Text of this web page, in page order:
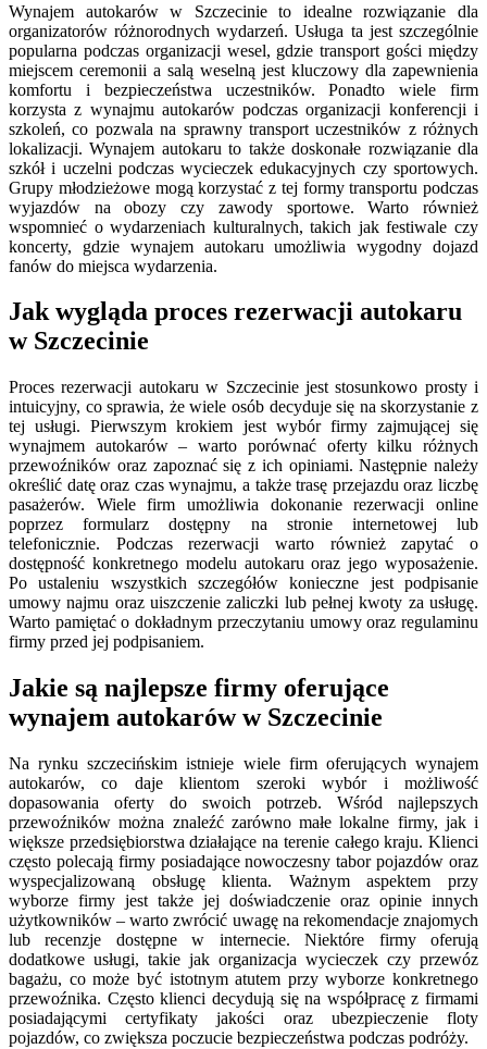
Wynajem autokarów w Szczecinie to idealne rozwiązanie dla
organizatorów różnorodnych wydarzeń. Usługa ta jest szczególnie
popularna podczas organizacji wesel, gdzie transport gości między
miejscem ceremonii a salą weselną jest kluczowy dla zapewnienia
komfortu i bezpieczeństwa uczestników. Ponadto wiele firm
korzysta z wynajmu autokarów podczas organizacji konferencji i
szkoleń, co pozwala na sprawny transport uczestników z różnych
lokalizacji. Wynajem autokaru to także doskonałe rozwiązanie dla
szkół i uczelni podczas wycieczek edukacyjnych czy sportowych.
Grupy młodzieżowe mogą korzystać z tej formy transportu podczas
wyjazdów na obozy czy zawody sportowe. Warto również
wspomnieć o wydarzeniach kulturalnych, takich jak festiwale czy
koncerty, gdzie wynajem autokaru umożliwia wygodny dojazd
fanów do miejsca wydarzenia.
Jak wygląda proces rezerwacji autokaru
w Szczecinie
Proces rezerwacji autokaru w Szczecinie jest stosunkowo prosty i
intuicyjny, co sprawia, że wiele osób decyduje się na skorzystanie z
tej usługi. Pierwszym krokiem jest wybór firmy zajmującej się
wynajmem autokarów – warto porównać oferty kilku różnych
przewoźników oraz zapoznać się z ich opiniami. Następnie należy
określić datę oraz czas wynajmu, a także trasę przejazdu oraz liczbę
pasażerów. Wiele firm umożliwia dokonanie rezerwacji online
poprzez formularz dostępny na stronie internetowej lub
telefonicznie. Podczas rezerwacji warto również zapytać o
dostępność konkretnego modelu autokaru oraz jego wyposażenie.
Po ustaleniu wszystkich szczegółów konieczne jest podpisanie
umowy najmu oraz uiszczenie zaliczki lub pełnej kwoty za usługę.
Warto pamiętać o dokładnym przeczytaniu umowy oraz regulaminu
firmy przed jej podpisaniem.
Jakie są najlepsze firmy oferujące
wynajem autokarów w Szczecinie
Na rynku szczecińskim istnieje wiele firm oferujących wynajem
autokarów, co daje klientom szeroki wybór i możliwość
dopasowania oferty do swoich potrzeb. Wśród najlepszych
przewoźników można znaleźć zarówno małe lokalne firmy, jak i
większe przedsiębiorstwa działające na terenie całego kraju. Klienci
często polecają firmy posiadające nowoczesny tabor pojazdów oraz
wyspecjalizowaną obsługę klienta. Ważnym aspektem przy
wyborze firmy jest także jej doświadczenie oraz opinie innych
użytkowników – warto zwrócić uwagę na rekomendacje znajomych
lub recenzje dostępne w internecie. Niektóre firmy oferują
dodatkowe usługi, takie jak organizacja wycieczek czy przewóz
bagażu, co może być istotnym atutem przy wyborze konkretnego
przewoźnika. Często klienci decydują się na współpracę z firmami
posiadającymi certyfikaty jakości oraz ubezpieczenie floty
pojazdów, co zwiększa poczucie bezpieczeństwa podczas podróży.